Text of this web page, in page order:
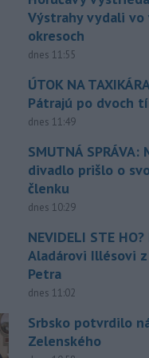
Výstrahy vydali vo
okresoch
dnes 11:55
ÚTOK NA
Pátrajú po dvoch
dnes 11:49
SMUTNÁ
divadlo prišlo o
členku
dnes 10:29
NEVIDELI STE
Aladárovi Illésovi
Petra
dnes 11:02
Srbsko potvrdilo
Zelenského